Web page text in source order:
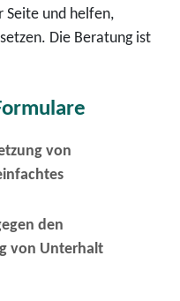
Seite und helfen,
Die Beratung ist
von
den
von Unterhalt